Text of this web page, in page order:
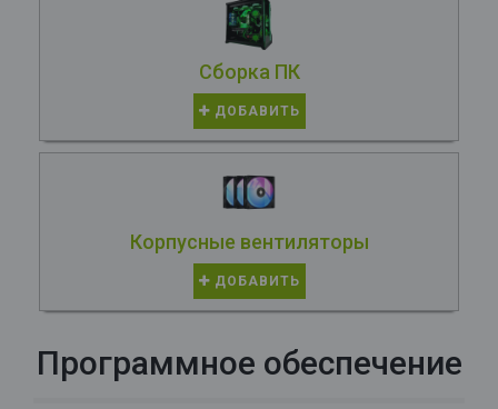
Сборка ПК
ДОБАВИТЬ
Корпусные вентиляторы
ДОБАВИТЬ
Программное обеспечение